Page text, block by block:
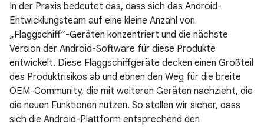
In der Praxis bedeutet das, dass sich das Android-
Entwicklungsteam auf eine kleine Anzahl von
„Flaggschiff“-Geräten konzentriert und die nächste
Version der Android-Software für diese Produkte
entwickelt. Diese Flaggschiffgeräte decken einen Großteil
des Produktrisikos ab und ebnen den Weg für die breite
OEM-Community, die mit weiteren Geräten nachzieht, die
die neuen Funktionen nutzen. So stellen wir sicher, dass
sich die Android-Plattform entsprechend den